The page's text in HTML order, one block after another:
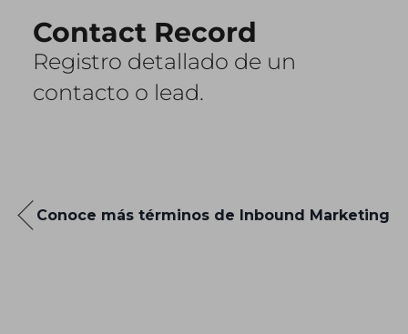
Contact Record
Registro detallado de un
contacto o lead.
Conoce más términos de Inbound Marketing